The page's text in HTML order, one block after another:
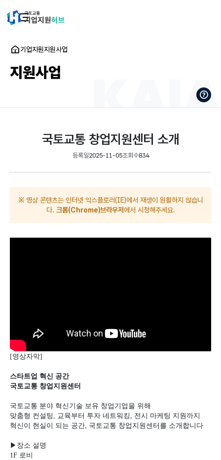
기업지원지원사업
지원사업
국토교통 창업지원센터 소개
등록일2025-11-05조회수834
※ 영상 콘텐츠는 인터넷 익스플로러(IE)에서 재생이 원활하지 않습니
다. 크롬(Chrome)브라우저에서 시청해주세요.
[영상자막]
스타트업 혁신 공간
국토교통 창업지원센터
국토교통 분야 혁신기술 보유 창업기업을 위해
맞춤형 컨설팅
교육부터 투자 네트워킹
전시 마케팅 지원까지
혁신이 현실이 되는 공간 국토교통 창업지원센터를 소개합니다
▶장소 설명
1F 로비